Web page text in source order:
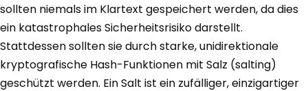
sollten niemals im Klartext gespeichert werden, da dies
ein katastrophales Sicherheitsrisiko darstellt.
Stattdessen sollten sie durch starke, unidirektionale
kryptografische Hash-Funktionen mit Salz (salting)
geschützt werden. Ein Salt ist ein zufälliger, einzigartiger